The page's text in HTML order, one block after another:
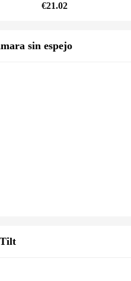
€21.02
sin espejo